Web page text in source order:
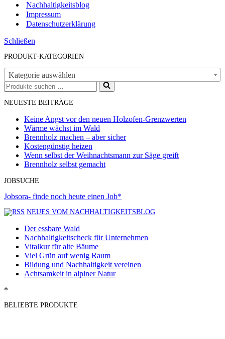
Nachhaltigkeitsblog
Impressum
Datenschutzerklärung
Schließen
PRODUKT-KATEGORIEN
Kategorie auswählen
Suchen
nach …
NEUESTE BEITRÄGE
Keine Angst vor den neuen Holzofen-Grenzwerten
Wärme wächst im Wald
Brennholz machen – aber sicher
Kostengünstig heizen
Wenn selbst der Weihnachtsmann zur Säge greift
Brennholz selbst gemacht
JOBSUCHE
Jobsora- finde noch heute einen Job*
NEUES VOM NACHHALTIGKEITSBLOG
Der essbare Wald
Nachhaltigkeitscheck für Unternehmen
Vitalkur für alte Bäume
Viel Grün auf wenig Raum
Bildung und Nachhaltigkeit vereinen
Achtsamkeit in alpiner Natur
*
BELIEBTE PRODUKTE